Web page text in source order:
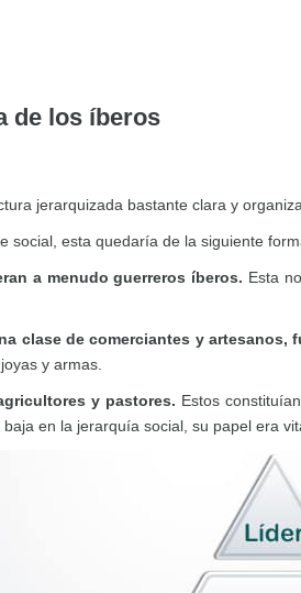
de los íberos
jerarquizada bastante clara y
social, esta quedaría de la siguiente
a menudo guerreros íberos. Esta
clase de comerciantes y artesanos,
y armas.
y pastores. Estos
en la jerarquía social, su papel era